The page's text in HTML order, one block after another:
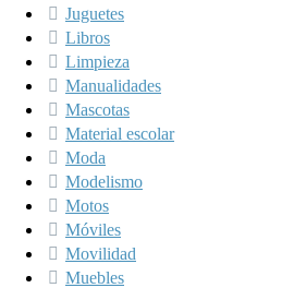
Juguetes
Libros
Limpieza
Manualidades
Mascotas
Material escolar
Moda
Modelismo
Motos
Móviles
Movilidad
Muebles